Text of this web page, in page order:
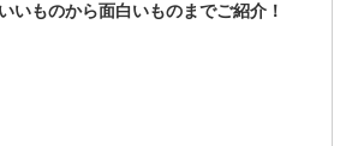
いものから面白いものまでご紹介！